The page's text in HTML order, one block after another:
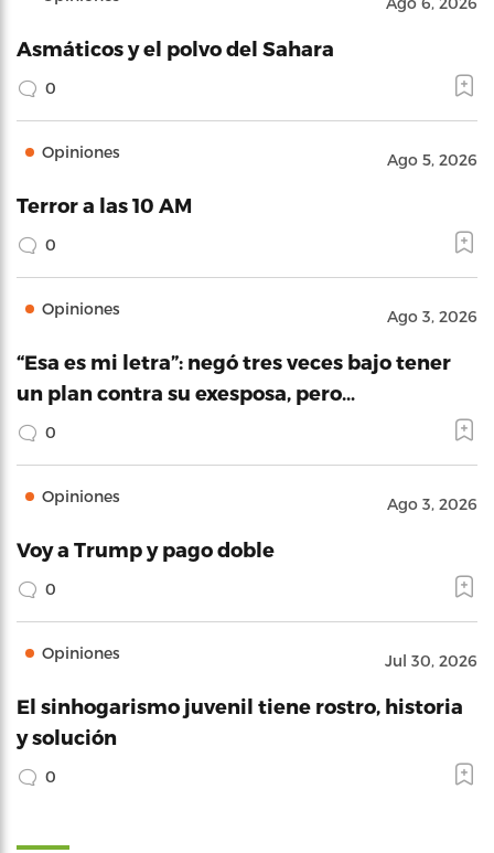
Asmáticos y el polvo del Sahara
0
Opiniones Ago 5, 2026
Terror a las 10 AM
0
Opiniones Ago 3, 2026
“Esa es mi letra”: negó tres veces bajo tener
un plan contra su exesposa, pero…
0
Opiniones Ago 3, 2026
Voy a Trump y pago doble
0
Opiniones Jul 30, 2026
El sinhogarismo juvenil tiene rostro, historia
y solución
0